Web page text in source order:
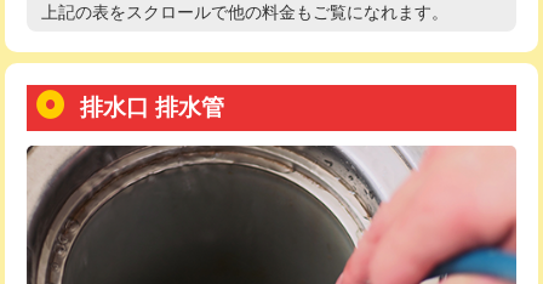
用/3ｍまで)
用（追加）/3ｍ超え)
給水管工事※（ライニング鋼管・銅
管・ポリ管・HT管使用/3ｍまで)
44,000円
給水管工事※（ライニング鋼管・銅
管・ポリ管・HT管使用/3ｍ超え)
+8,800円
高度高圧洗浄換 現地調査
トーラー機使用/3mまで
追加トーラー機使用/3m超え +3,300円
カメラ調査 33,000円
桝清掃 8,800円
上記の表をスクロールで他の料金もご覧になれます。
排水口 排水管